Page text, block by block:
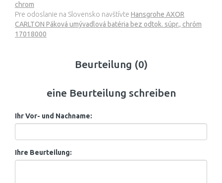
chrom
Pre odoslanie na Slovensko navštívte Hansgrohe AXOR
CARLTON Páková umývadlová batéria bez odtok. súpr., chróm
17018000
Beurteilung (0)
eine Beurteilung schreiben
Ihr Vor- und Nachname:
Ihre Beurteilung: